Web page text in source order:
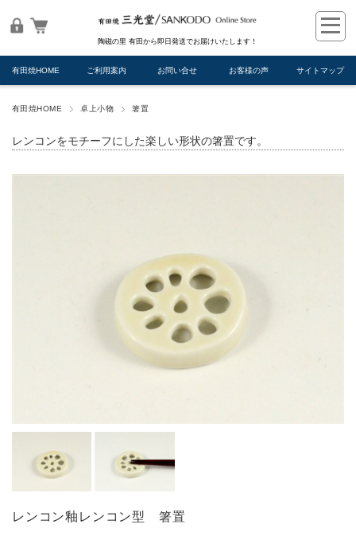
陶磁の里 有田から即日発送でお届けいたします！
有田焼HOME ご利用案内 お問い合せ お客様の声 サイトマップ
有田焼HOME 卓上小物 箸置
レンコンをモチーフにした楽しい形状の箸置です。
レンコン釉レンコン型 箸置